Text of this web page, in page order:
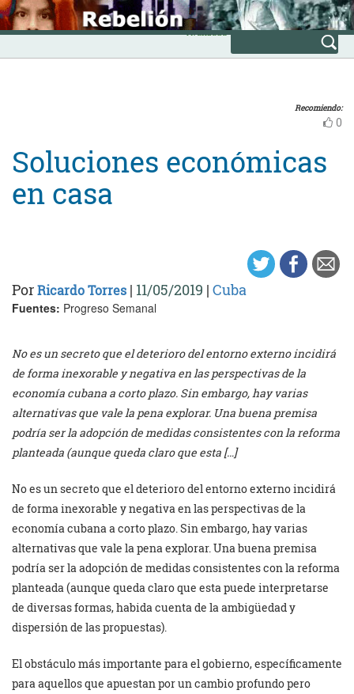
Skip
to
content
INICIO
Avanzada
Recomiendo:
0
Soluciones económicas
en casa
PorRicardo Torres | 11/05/2019 | Cuba
Fuentes: Progreso Semanal
No es un secreto que el deterioro del entorno externo incidirá
de forma inexorable y negativa en las perspectivas de la
economía cubana a corto plazo. Sin embargo, hay varias
alternativas que vale la pena explorar. Una buena premisa
podría ser la adopción de medidas consistentes con la reforma
planteada (aunque queda claro que esta […]
No es un secreto que el deterioro del entorno externo incidirá
de forma inexorable y negativa en las perspectivas de la
economía cubana a corto plazo. Sin embargo, hay varias
alternativas que vale la pena explorar. Una buena premisa
podría ser la adopción de medidas consistentes con la reforma
planteada (aunque queda claro que esta puede interpretarse
de diversas formas, habida cuenta de la ambigüedad y
dispersión de las propuestas).
El obstáculo más importante para el gobierno, específicamente
para aquellos que apuestan por un cambio profundo pero